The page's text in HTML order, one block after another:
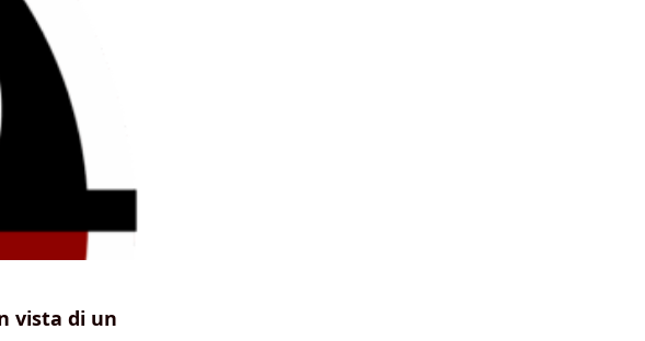
vista di un